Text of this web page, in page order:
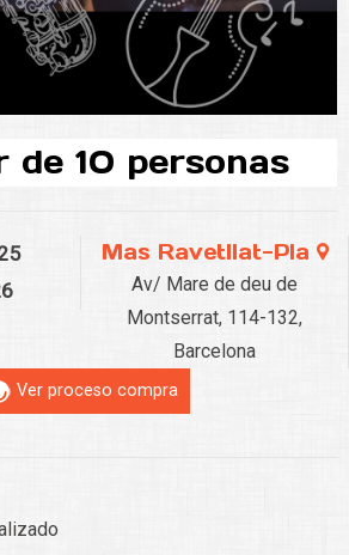
de 10 personas
Mas Ravetllat-Pla
Av/ Mare de deu de
Montserrat, 114-132,
Barcelona
Ver proceso compra